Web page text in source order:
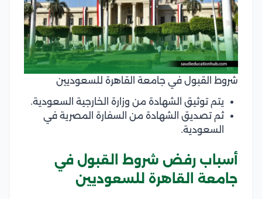
شروط القبول في جامعة القاهرة للسعوديين
يتم توثيق الشهادة من وزارة الخارجية السعودية.
ثم تصديق الشهادة من السفارة المصرية في
السعودية.
أسباب رفض شروط القبول في
جامعة القاهرة للسعوديين